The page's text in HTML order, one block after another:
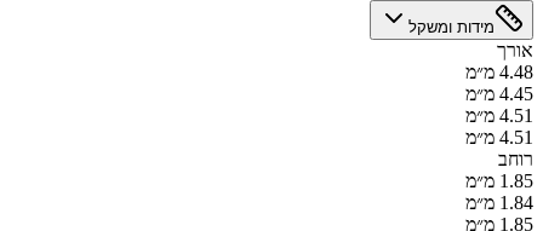
מידות ומשקל
אורך
4.48 מ״מ
4.45 מ״מ
4.51 מ״מ
4.51 מ״מ
רוחב
1.85 מ״מ
1.84 מ״מ
1.85 מ״מ